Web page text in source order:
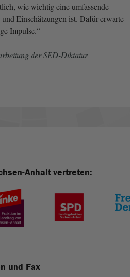
wie wichtig eine umfassende
Einschätzungen ist. Dafür erwarte
Impulse.“
der SED-Diktatur
Anhalt vertreten:
und Fax